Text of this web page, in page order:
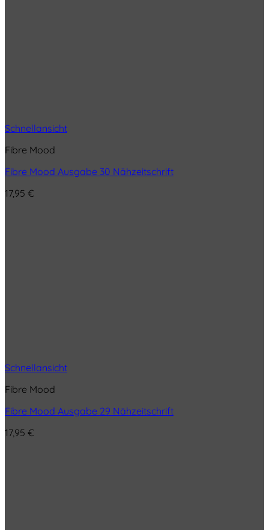
Schnellansicht
Fibre Mood
Fibre Mood Ausgabe 30 Nähzeitschrift
17,95 €
Schnellansicht
Fibre Mood
Fibre Mood Ausgabe 29 Nähzeitschrift
17,95 €